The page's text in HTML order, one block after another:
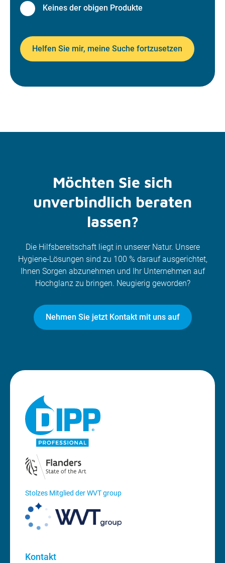
Keines der obigen Produkte
Helfen Sie mir, meine Suche fortzusetzen
Möchten Sie sich
unverbindlich beraten
lassen?
Die Hilfsbereitschaft liegt in unserer Natur. Unsere
Hygiene-Lösungen sind zu 100 % darauf ausgerichtet,
Ihnen Sorgen abzunehmen und Ihr Unternehmen auf
Hochglanz zu bringen. Neugierig geworden?
Nehmen Sie jetzt Kontakt mit uns auf
Stolzes Mitglied der WVT group
Kontakt